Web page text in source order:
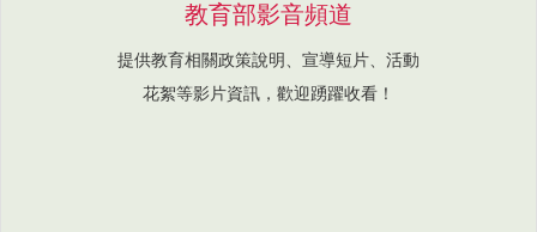
教育部影音頻道
提供教育相關政策說明、宣導短片、活動
花絮等影片資訊，歡迎踴躍收看！